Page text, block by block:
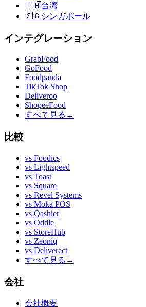
🇹🇼台湾
🇸🇬シンガポール
インテグレーション
GrabFood
GoFood
Foodpanda
TikTok Shop
Deliveroo
ShopeeFood
すべて見る →
比較
vs Foodics
vs Lightspeed
vs Toast
vs Square
vs Revel Systems
vs Moka POS
vs Qashier
vs Oddle
vs StoreHub
vs Zeoniq
vs Deliverect
すべて見る →
会社
会社概要